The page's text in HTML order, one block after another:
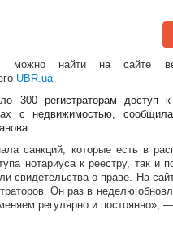
можно найти на сайте
UBR.ua
300 регистраторам доступ
с недвижимостью,
санкций, которые есть в
нотариуса к реестру, так и
свидетельства о праве. На
Он раз в неделю
регулярно и постоянно»,